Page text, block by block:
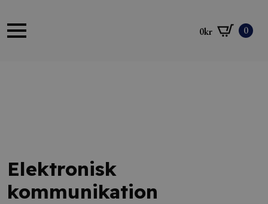
0kr 0
Elektronisk
kommunikation